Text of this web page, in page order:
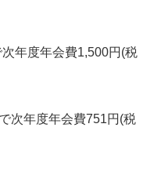
年度年会費1,500円(税
次年度年会費751円(税